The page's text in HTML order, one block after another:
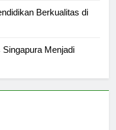
Berkualitas di
Menjadi